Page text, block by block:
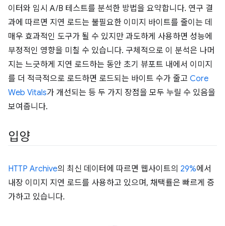
이터와 임시 A/B 테스트를 분석한 방법을 요약합니다. 연구 결
과에 따르면 지연 로드는 불필요한 이미지 바이트를 줄이는 데
매우 효과적인 도구가 될 수 있지만 과도하게 사용하면 성능에
부정적인 영향을 미칠 수 있습니다. 구체적으로 이 분석은 나머
지는 느긋하게 지연 로드하는 동안 초기 뷰포트 내에서 이미지
를 더 적극적으로 로드하면 로드되는 바이트 수가 줄고 Core
Web Vitals가 개선되는 등 두 가지 장점을 모두 누릴 수 있음을
보여줍니다.
입양
HTTP Archive의 최신 데이터에 따르면 웹사이트의 29%에서
내장 이미지 지연 로드를 사용하고 있으며, 채택률은 빠르게 증
가하고 있습니다.